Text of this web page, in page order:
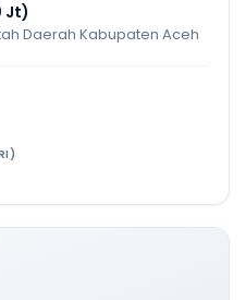
Jt)
Daerah Kabupaten Aceh